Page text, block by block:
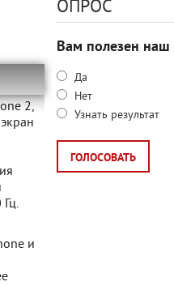
2,
и
ОПРОС
Вам полезен наш
Да
Нет
Узнать результат
ГОЛОСОВАТЬ